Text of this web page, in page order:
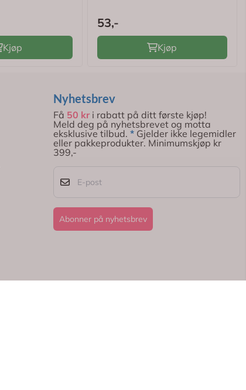
Kjøp
53,-
Kjøp
Nyhetsbrev
Få 50 kri rabatt på ditt første kjøp!
Meld deg på nyhetsbrevet og motta
eksklusive tilbud. * Gjelder ikke legemidler
eller pakkeprodukter. Minimumskjøp kr
399,-
Abonner på nyhetsbrev